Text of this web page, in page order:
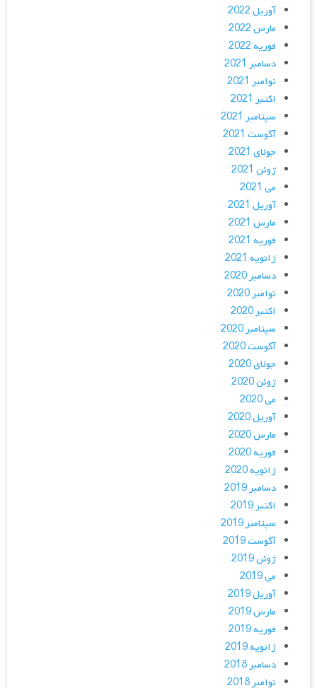
آوریل 2022
مارس 2022
فوریه 2022
دسامبر 2021
نوامبر 2021
اکتبر 2021
سپتامبر 2021
آگوست 2021
جولای 2021
ژوئن 2021
می 2021
آوریل 2021
مارس 2021
فوریه 2021
ژانویه 2021
دسامبر 2020
نوامبر 2020
اکتبر 2020
سپتامبر 2020
آگوست 2020
جولای 2020
ژوئن 2020
می 2020
آوریل 2020
مارس 2020
فوریه 2020
ژانویه 2020
دسامبر 2019
اکتبر 2019
سپتامبر 2019
آگوست 2019
ژوئن 2019
می 2019
آوریل 2019
مارس 2019
فوریه 2019
ژانویه 2019
دسامبر 2018
نوامبر 2018